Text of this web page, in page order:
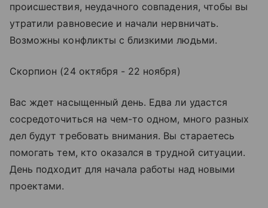
происшествия, неудачного совпадения, чтобы вы
утратили равновесие и начали нервничать.
Возможны конфликты с близкими людьми.
Скорпион (24 октября - 22 ноября)
Вас ждет насыщенный день. Едва ли удастся
сосредоточиться на чем-то одном, много разных
дел будут требовать внимания. Вы стараетесь
помогать тем, кто оказался в трудной ситуации.
День подходит для начала работы над новыми
проектами.